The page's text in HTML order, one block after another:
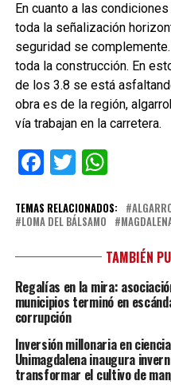
En cuanto a las
toda la señalización
seguridad se
toda la construcción. En
de los 3.8 se está
obra es de la región,
vía trabajan en la carretera.
Facebook
Twitter
TEMAS RELACIONADOS:
LOMA DEL BÁLSAMO
TAMBIÉN
Regalías en la mira:
municipios terminó en
corrupción
Inversión millonaria en
Unimagdalena inaugura
transformar el cultivo de